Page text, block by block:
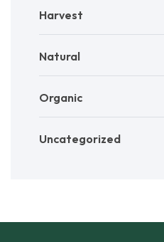
Harvest
Natural
Organic
Uncategorized